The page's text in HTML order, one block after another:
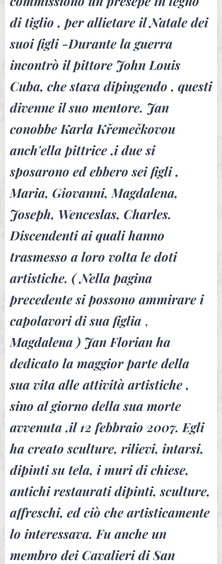
di tiglio , per allietare il Natale dei
suoi figli -Durante la guerra
incontrò il pittore John Louis
Cuba, che stava dipingendo , questi
divenne il suo mentore. Jan
conobbe Karla Křemečkovou
anch'ella pittrice ,i due si
sposarono ed ebbero sei figli ,
Maria, Giovanni, Magdalena,
Joseph, Wenceslas, Charles.
Discendenti ai quali hanno
trasmesso a loro volta le doti
artistiche. ( Nella pagina
precedente si possono ammirare i
capolavori di sua figlia ,
Magdalena ) Jan Florian ha
dedicato la maggior parte della
sua vita alle attività artistiche ,
sino al giorno della sua morte
avvenuta ,il 12 febbraio 2007. Egli
ha creato sculture, rilievi, intarsi,
dipinti su tela, i muri di chiese,
antichi restaurati dipinti, sculture,
affreschi, ed ciò che artisticamente
lo interessava. Fu anche un
membro dei Cavalieri di San